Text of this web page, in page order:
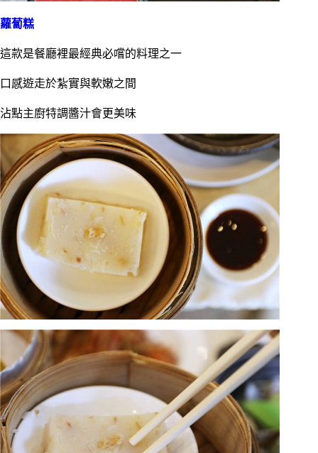
蘿蔔糕
這款是餐廳裡最經典必嚐的料理之一
口感遊走於紮實與軟嫩之間
沾點主廚特調醬汁會更美味